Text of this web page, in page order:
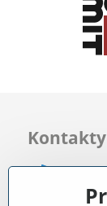
Kontakty